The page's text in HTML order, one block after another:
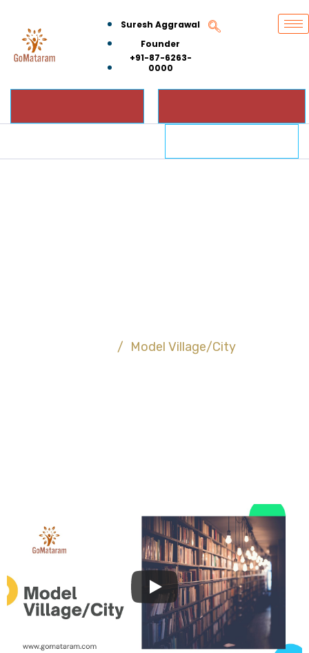
Suresh Aggrawal
Founder
+91-87-6263-
0000
/ Model Village/City